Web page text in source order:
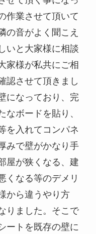
作業させて頂いて
の音がよく聞こえ
いと大家様に相談
家様が私共にご相
認させて頂きまし
になっており、完
なボードを貼り、
を入れてコンパネ
みで壁がかなり手
屋が狭くなる、建
くなる等のデメリ
から違うやり方
りました。そこで
ートを既存の壁に